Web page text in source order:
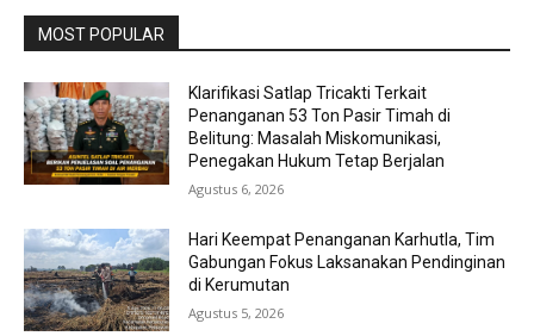
MOST POPULAR
Klarifikasi Satlap Tricakti Terkait
Penanganan 53 Ton Pasir Timah di
Belitung: Masalah Miskomunikasi,
Penegakan Hukum Tetap Berjalan
Agustus 6, 2026
Hari Keempat Penanganan Karhutla, Tim
Gabungan Fokus Laksanakan Pendinginan
di Kerumutan
Agustus 5, 2026